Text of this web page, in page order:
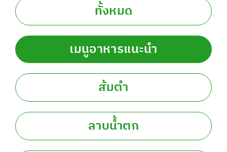
ทั้งหมด
เมนูอาหารแนะนำ
ส้มตำ
ลาบน้ำตก